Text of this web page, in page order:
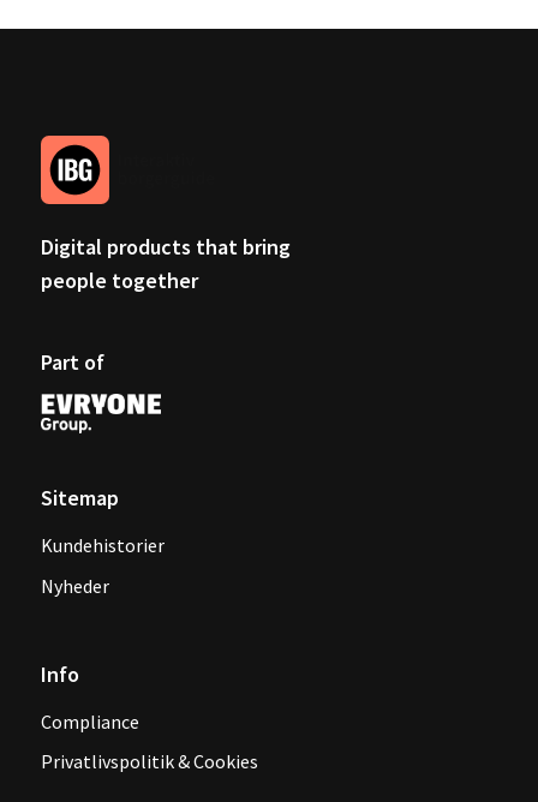
Digital products that bring
people together
Part of
Sitemap
Kundehistorier
Nyheder
Info
Compliance
Privatlivspolitik & Cookies